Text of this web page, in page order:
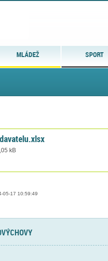
MLÁDEŽ SPORT
kB
05-17 10:59:49